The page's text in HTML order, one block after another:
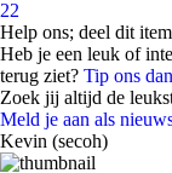
22
Help ons; deel dit
Heb je een leuk of
terug ziet? Tip ons
Zoek jij altijd de
Meld je aan als
Kevin (secoh)